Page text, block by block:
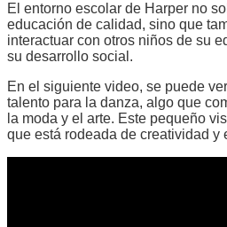
El entorno escolar de Harper no
educación de calidad, sino que
interactuar con otros niños de su
su desarrollo social.
En el siguiente video, se puede
talento para la danza, algo que
la moda y el arte. Este pequeño
que está rodeada de creatividad y